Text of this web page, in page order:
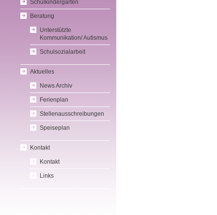
Schulkindergarten
Beratung
Unterstützte
Kommunikation/ Autismus
Schulsozialarbeit
Aktuelles
News Archiv
Ferienplan
Stellenausschreibungen
Speiseplan
Kontakt
Kontakt
Links